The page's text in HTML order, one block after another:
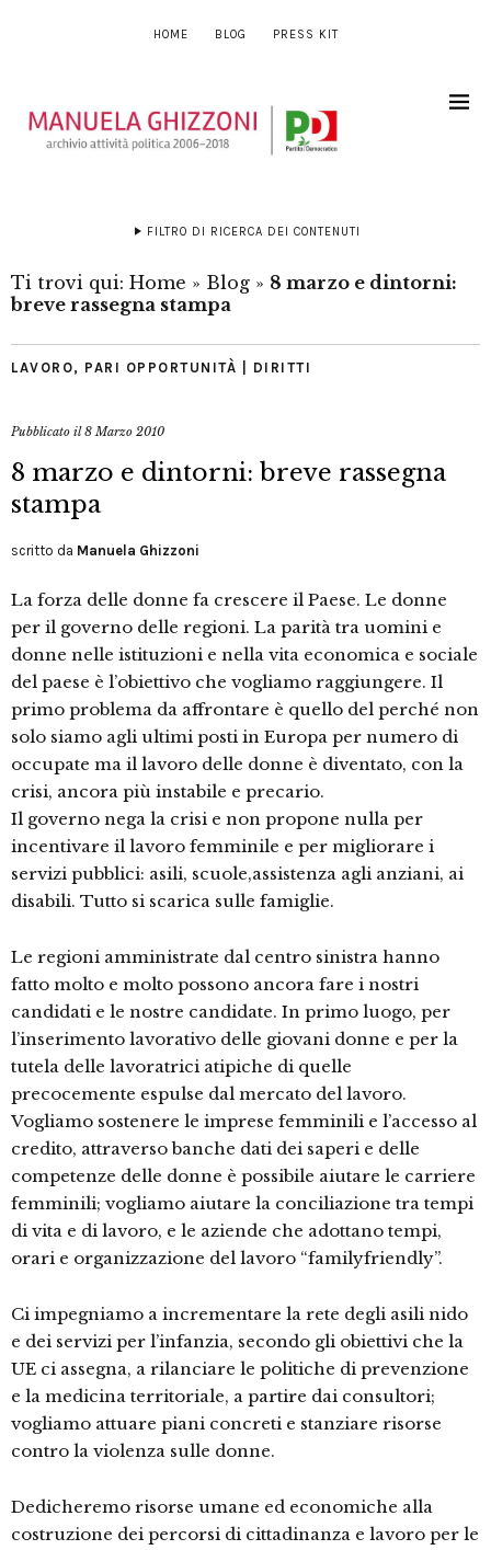
HOME BLOG PRESS KIT
FILTRO DI RICERCA DEI CONTENUTI
Ti trovi qui: Home » Blog » 8 marzo e dintorni:
breve rassegna stampa
LAVORO, PARI OPPORTUNITÀ | DIRITTI
Pubblicato il8 Marzo 2010
8 marzo e dintorni: breve rassegna
stampa
scritto da Manuela Ghizzoni
La forza delle donne fa crescere il Paese. Le donne
per il governo delle regioni. La parità tra uomini e
donne nelle istituzioni e nella vita economica e sociale
del paese è l’obiettivo che vogliamo raggiungere. Il
primo problema da affrontare è quello del perché non
solo siamo agli ultimi posti in Europa per numero di
occupate ma il lavoro delle donne è diventato, con la
crisi, ancora più instabile e precario.
Il governo nega la crisi e non propone nulla per
incentivare il lavoro femminile e per migliorare i
servizi pubblici: asili, scuole,assistenza agli anziani, ai
disabili. Tutto si scarica sulle famiglie.
Le regioni amministrate dal centro sinistra hanno
fatto molto e molto possono ancora fare i nostri
candidati e le nostre candidate. In primo luogo, per
l’inserimento lavorativo delle giovani donne e per la
tutela delle lavoratrici atipiche di quelle
precocemente espulse dal mercato del lavoro.
Vogliamo sostenere le imprese femminili e l’accesso al
credito, attraverso banche dati dei saperi e delle
competenze delle donne è possibile aiutare le carriere
femminili; vogliamo aiutare la conciliazione tra tempi
di vita e di lavoro, e le aziende che adottano tempi,
orari e organizzazione del lavoro “familyfriendly”.
Ci impegniamo a incrementare la rete degli asili nido
e dei servizi per l’infanzia, secondo gli obiettivi che la
UE ci assegna, a rilanciare le politiche di prevenzione
e la medicina territoriale, a partire dai consultori;
vogliamo attuare piani concreti e stanziare risorse
contro la violenza sulle donne.
Dedicheremo risorse umane ed economiche alla
costruzione dei percorsi di cittadinanza e lavoro per le